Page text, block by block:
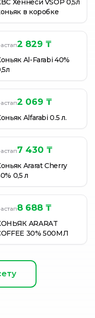
Хеннеси VSOP 0,5л
в коробке
2 829 ₸
Al-Farabi 40%
2 069 ₸
Alfarabi 0.5 л.
7 430 ₸
Ararat Cherry
0,5 л
8 688 ₸
ARARAT
30% 500МЛ